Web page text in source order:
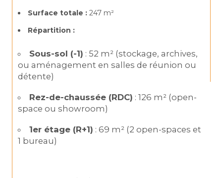
Surface totale : 247 m²
Répartition :
Sous-sol (-1) : 52 m² (stockage, archives,
ou aménagement en salles de réunion ou
détente)
Rez-de-chaussée (RDC) : 126 m² (open-
space ou showroom)
1er étage (R+1) : 69 m² (2 open-spaces et
1 bureau)